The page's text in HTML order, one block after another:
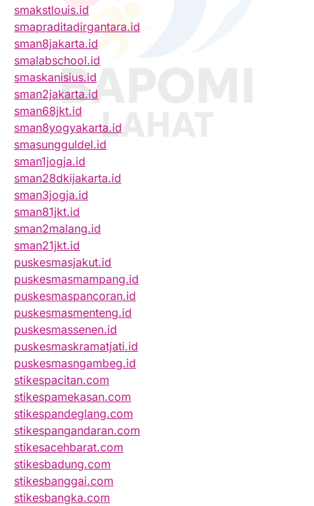
smakstlouis.id
smapraditadirgantara.id
sman8jakarta.id
smalabschool.id
smaskanisius.id
sman2jakarta.id
sman68jkt.id
sman8yogyakarta.id
smasungguldel.id
sman1jogja.id
sman28dkijakarta.id
sman3jogja.id
sman81jkt.id
sman2malang.id
sman21jkt.id
puskesmasjakut.id
puskesmasmampang.id
puskesmaspancoran.id
puskesmasmenteng.id
puskesmassenen.id
puskesmaskramatjati.id
puskesmasngambeg.id
stikespacitan.com
stikespamekasan.com
stikespandeglang.com
stikespangandaran.com
stikesacehbarat.com
stikesbadung.com
stikesbanggai.com
stikesbangka.com